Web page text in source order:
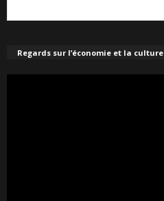
Regards sur l’économie et la culture